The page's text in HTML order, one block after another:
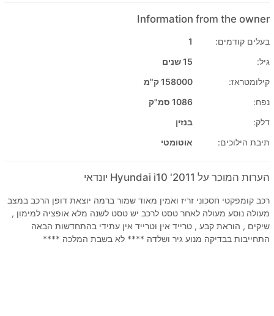
Information from the owner
בעלים קודמים:
1
גיל:
15 שנים
קילומטראז:
158000 ק"מ
נפח:
1086 סמ"ק
דלק:
בנזין
תיבת הילוכים:
אוטומטי
הערות המוכר על 2011' Hyundai i10 יונדאי
רכב קומפקטי חסכוני זריז ואמין מאוד שמור ברמה יוצאת דופן הרכב במצב
מעולה נוסע מעולה לאחר טסט לרכב יש טסט לשנה מלא אופציה למימון ,
שיקים , הוראת קבע , טרייד אין וטרייד אין עתידי בהתחדשות הבאה
התחייבות בבדיקה מנוע גיר ושלדה **** לא בשבת המלכה ****